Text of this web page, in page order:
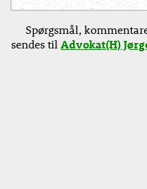
Spørgsmål,
sendes tilAdvokat(H)